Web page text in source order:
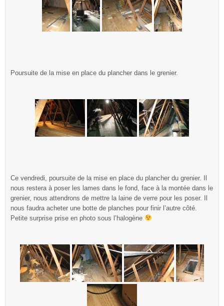
Poursuite de la mise en place du plancher dans le grenier.
Ce vendredi, poursuite de la mise en place du plancher du grenier. Il
nous restera à poser les lames dans le fond, face à la montée dans le
grenier, nous attendrons de mettre la laine de verre pour les poser. Il
nous faudra acheter une botte de planches pour finir l’autre côté.
Petite surprise prise en photo sous l’halogène